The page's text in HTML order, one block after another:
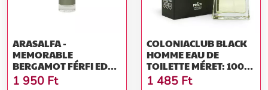
ARASALFA -
MEMORABLE
BERGAMOT FÉRFI EDT
30 ML
1 950 Ft
COLONIACLUB BLACK
HOMME EAU DE
TOILETTE MÉRET: 100
ML
1 485 Ft